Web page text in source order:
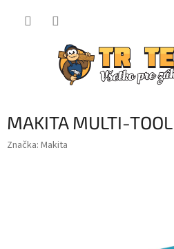
MAKITA MULTI-
Značka: Makita